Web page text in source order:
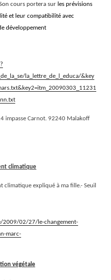
cours portera sur les prévisions
et leur compatibilité avec
développement
la_lettre_de_l_educa/&key
impasse Carnot. 92240 Malakoff
climatique
climatique expliqué à ma fille.- Seuil
02/27/le-changement-
marc-
végétale